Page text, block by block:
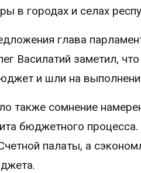
в городах и селах
глава
Василатий заметил,
и шли на
также сомнение
бюджетного
палаты, а